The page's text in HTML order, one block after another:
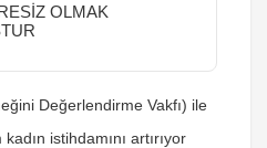
OLMAK
Değerlendirme Vakfı) ile
istihdamını artırıyor